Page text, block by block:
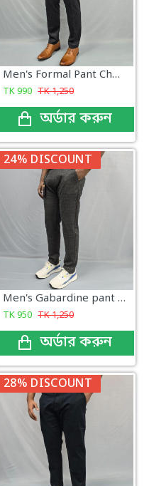
Men's Formal Pant Check New Collection
TK990 TK1,250
অর্ডার করুন
24% DISCOUNT
Men's Gabardine pant Dark Charcoal Brown Plaid
TK950 TK1,250
অর্ডার করুন
28% DISCOUNT